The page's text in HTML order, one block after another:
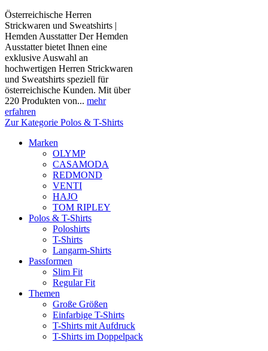
Österreichische Herren
Strickwaren und Sweatshirts |
Hemden Ausstatter Der Hemden
Ausstatter bietet Ihnen eine
exklusive Auswahl an
hochwertigen Herren Strickwaren
und Sweatshirts speziell für
österreichische Kunden. Mit über
220 Produkten von... mehr
erfahren
Zur Kategorie Polos & T-Shirts
Marken
OLYMP
CASAMODA
REDMOND
VENTI
HAJO
TOM RIPLEY
Polos & T-Shirts
Poloshirts
T-Shirts
Langarm-Shirts
Passformen
Slim Fit
Regular Fit
Themen
Große Größen
Einfarbige T-Shirts
T-Shirts mit Aufdruck
T-Shirts im Doppelpack